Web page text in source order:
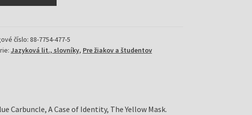
číslo: 88-7754-477-5
Jazyková lit., slovníky, Pre žiakov a študentov
Carbuncle, A Case of Identity, The Yellow Mask.